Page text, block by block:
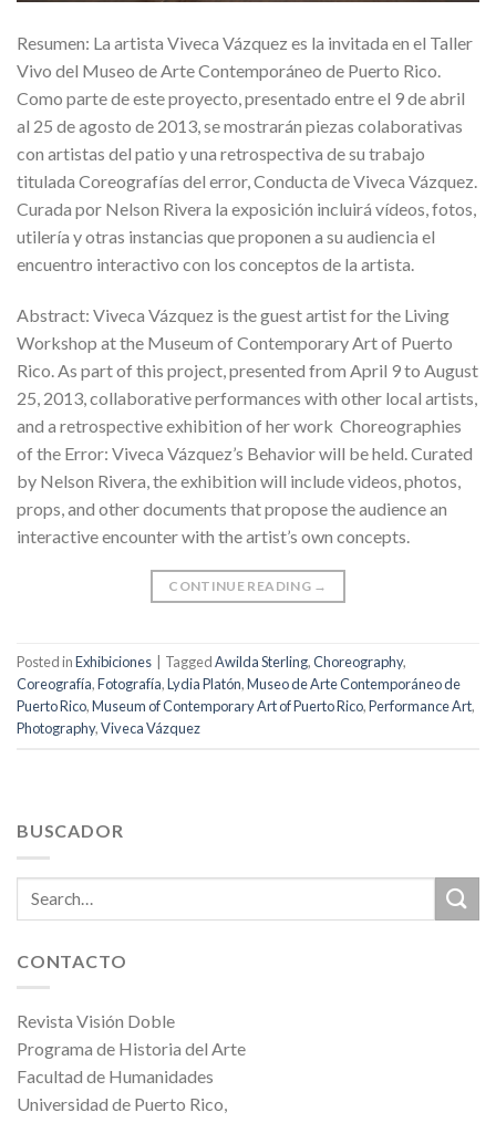
Resumen: La artista Viveca Vázquez es la invitada en el Taller
Vivo del Museo de Arte Contemporáneo de Puerto Rico.
Como parte de este proyecto, presentado entre el 9 de abril
al 25 de agosto de 2013, se mostrarán piezas colaborativas
con artistas del patio y una retrospectiva de su trabajo
titulada Coreografías del error, Conducta de Viveca Vázquez.
Curada por Nelson Rivera la exposición incluirá vídeos, fotos,
utilería y otras instancias que proponen a su audiencia el
encuentro interactivo con los conceptos de la artista.
Abstract: Viveca Vázquez is the guest artist for the Living
Workshop at the Museum of Contemporary Art of Puerto
Rico. As part of this project, presented from April 9 to August
25, 2013, collaborative performances with other local artists,
and a retrospective exhibition of her work Choreographies
of the Error: Viveca Vázquez’s Behavior will be held. Curated
by Nelson Rivera, the exhibition will include videos, photos,
props, and other documents that propose the audience an
interactive encounter with the artist’s own concepts.
CONTINUE READING →
Posted inExhibiciones TaggedAwilda Sterling,Choreography,
Coreografía,Fotografía,Lydia Platón,Museo de Arte Contemporáneo de
Puerto Rico,Museum of Contemporary Art of Puerto Rico,Performance Art,
Photography,Viveca Vázquez
BUSCADOR
CONTACTO
Revista Visión Doble
Programa de Historia del Arte
Facultad de Humanidades
Universidad de Puerto Rico,